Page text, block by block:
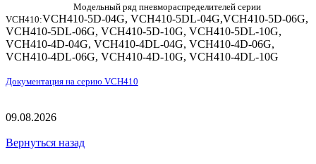
Модельный ряд пневмораспределителей серии
VCH410:VCH410-5D-04G, VCH410-5DL-04G,VCH410-5D-06G,
VCH410-5DL-06G, VCH410-5D-10G, VCH410-5DL-10G,
VCH410-4D-04G, VCH410-4DL-04G, VCH410-4D-06G,
VCH410-4DL-06G, VCH410-4D-10G, VCH410-4DL-10G
Документация на серию VCH410
09.08.2026
Вернуться назад